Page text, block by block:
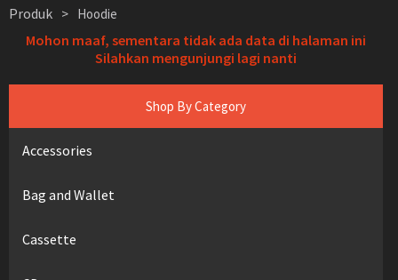
Shop By Category
Accessories
Bag and Wallet
Cassette
Produk > Hoodie
Mohon maaf, sementara tidak ada data di halaman ini
Silahkan mengunjungi lagi nanti